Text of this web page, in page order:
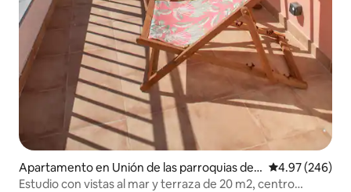
Apartamento en Unión de las parroquias de
Cascais y Estoril
Calificación
4.97 (246)
Estudio con vistas al mar y terraza de 20 m2, centro